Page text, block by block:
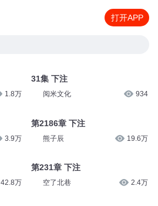
打开APP
1.8万
3.9万
42.8万
31集 下注
阅米文化 934
第2186章 下注
熊子辰 19.6万
第231章 下注
空了北巷 2.4万